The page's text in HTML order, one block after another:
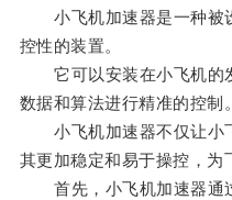
小飞机加速器是一种被
控性的装置。
它可以安装在小飞机的
数据和算法进行精准的控制。
小飞机加速器不仅让小
其更加稳定和易于操控，为
首先，小飞机加速器通